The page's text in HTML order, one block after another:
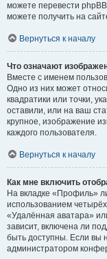
можете перевести
можете получить на
Вернуться к началу
Что означают
Вместе с именем
Одно из них может
квадратики или точки,
оставили, или на ваш
крупное, изображение
каждого пользователя.
Вернуться к началу
Как мне включить
На вкладке «Профиль»
использованием
«Удалённая аватара»
зависит, включена ли
быть доступны. Если вы
администратором